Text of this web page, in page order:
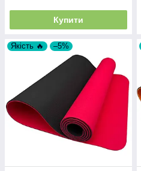
Купити
Якість 🔥 –5%